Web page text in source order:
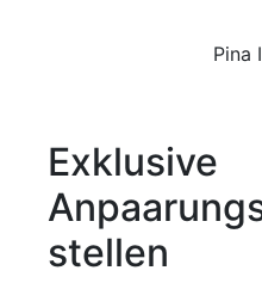
Pina I
Exklusive
stellen